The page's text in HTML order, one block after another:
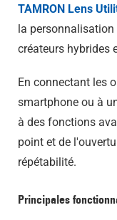
TAMRON Lens
la
créateurs hybrides
En connectant les
smartphone ou à
à des fonctions
point et de
répétabilité.
Principales